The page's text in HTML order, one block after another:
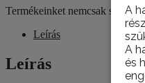
A
A
és
Termékeinket nemcsak
Leírás
Leírás